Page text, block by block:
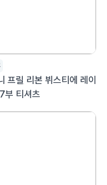
프릴 리본 뷔스티에 레이
부 티셔츠